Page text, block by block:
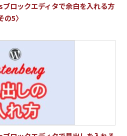
ロックエディタで余白を入れる方
5〉